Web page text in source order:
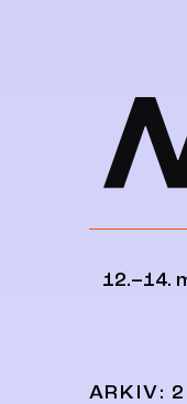
12.–14.
ARKIV: